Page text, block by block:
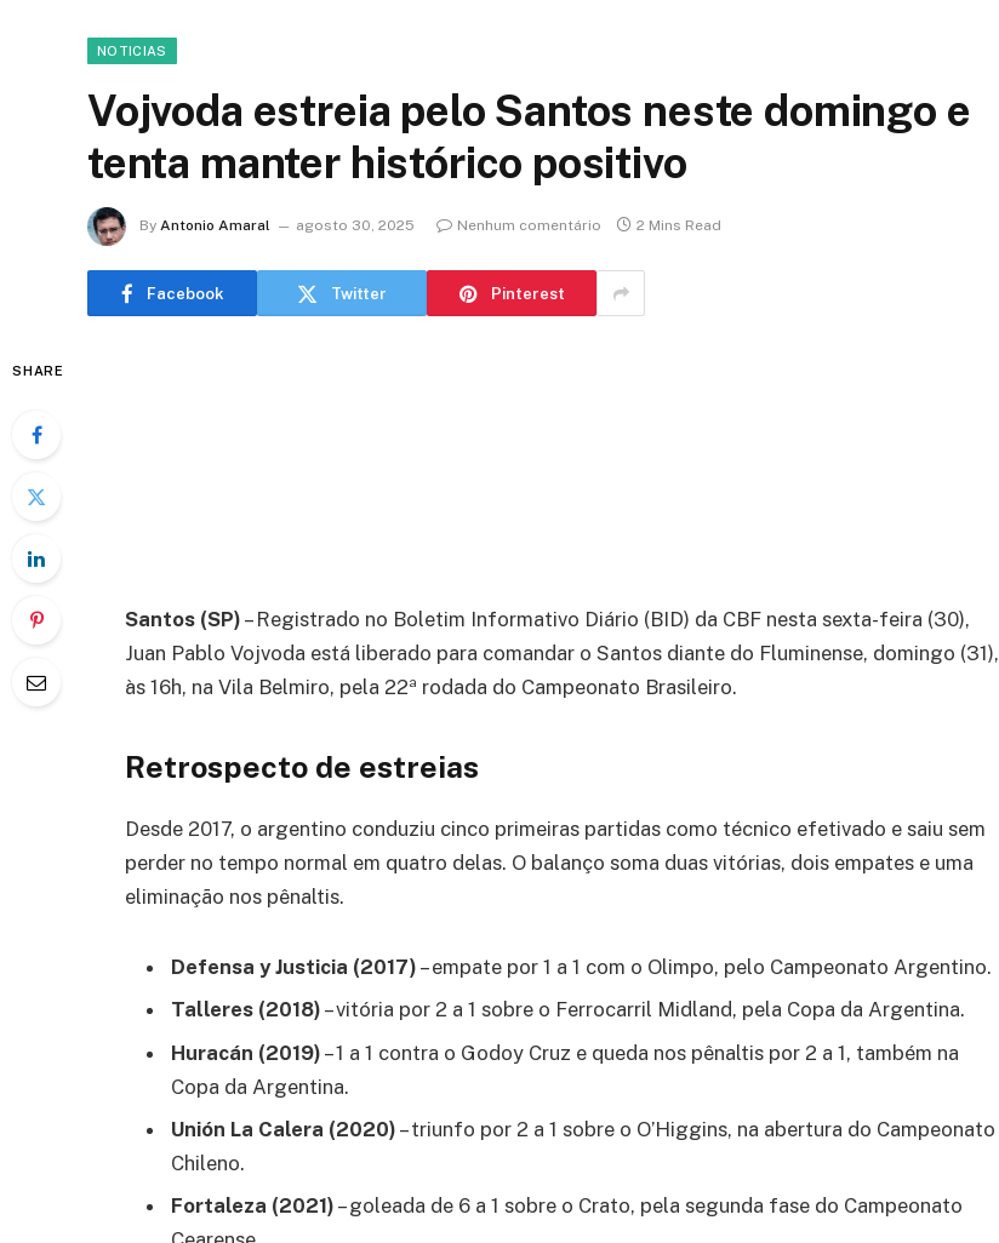
NOTICIAS
Vojvoda estreia pelo Santos neste domingo e
tenta manter histórico positivo
By Antonio Amaral agosto 30, 2025 Nenhum comentário 2 Mins Read
Facebook Twitter Pinterest
SHARE
Santos (SP) – Registrado no Boletim Informativo Diário (BID) da CBF nesta sexta-feira (30),
Juan Pablo Vojvoda está liberado para comandar o Santos diante do Fluminense, domingo (31),
às 16h, na Vila Belmiro, pela 22ª rodada do Campeonato Brasileiro.
Retrospecto de estreias
Desde 2017, o argentino conduziu cinco primeiras partidas como técnico efetivado e saiu sem
perder no tempo normal em quatro delas. O balanço soma duas vitórias, dois empates e uma
eliminação nos pênaltis.
Defensa y Justicia (2017) – empate por 1 a 1 com o Olimpo, pelo Campeonato Argentino.
Talleres (2018) – vitória por 2 a 1 sobre o Ferrocarril Midland, pela Copa da Argentina.
Huracán (2019) – 1 a 1 contra o Godoy Cruz e queda nos pênaltis por 2 a 1, também na
Copa da Argentina.
Unión La Calera (2020) – triunfo por 2 a 1 sobre o O’Higgins, na abertura do Campeonato
Chileno.
Fortaleza (2021) – goleada de 6 a 1 sobre o Crato, pela segunda fase do Campeonato